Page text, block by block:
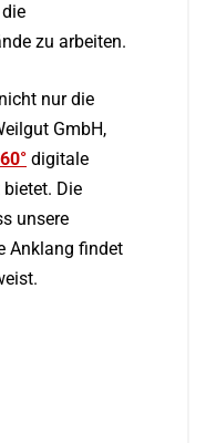
zu arbeiten.
nur die
GmbH,
digitale
Die
unsere
Anklang findet